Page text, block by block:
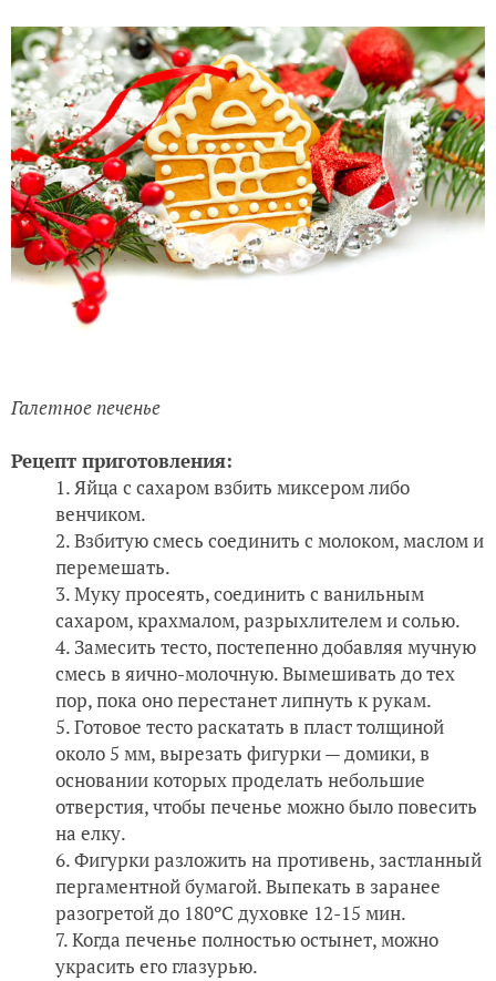
Галетное печенье
Рецепт приготовления:
Яйца с сахаром взбить миксером либо
венчиком.
Взбитую смесь соединить с молоком, маслом и
перемешать.
Муку просеять, соединить с ванильным
сахаром, крахмалом, разрыхлителем и солью.
Замесить тесто, постепенно добавляя мучную
смесь в яично-молочную. Вымешивать до тех
пор, пока оно перестанет липнуть к рукам.
Готовое тесто раскатать в пласт толщиной
около 5 мм, вырезать фигурки — домики, в
основании которых проделать небольшие
отверстия, чтобы печенье можно было повесить
на елку.
Фигурки разложить на противень, застланный
пергаментной бумагой. Выпекать в заранее
разогретой до 180ºС духовке 12-15 мин.
Когда печенье полностью остынет, можно
украсить его глазурью.